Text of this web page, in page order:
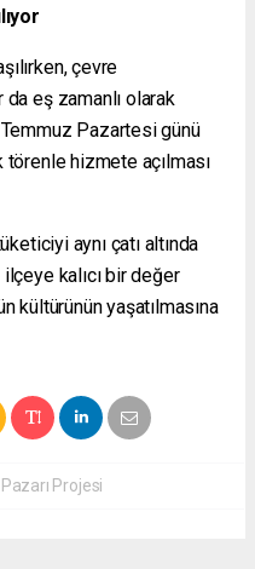
çevre
eş zamanlı olarak
Temmuz Pazartesi günü
hizmete açılması
aynı çatı altında
kalıcı bir değer
kültürünün yaşatılmasına
Projesi